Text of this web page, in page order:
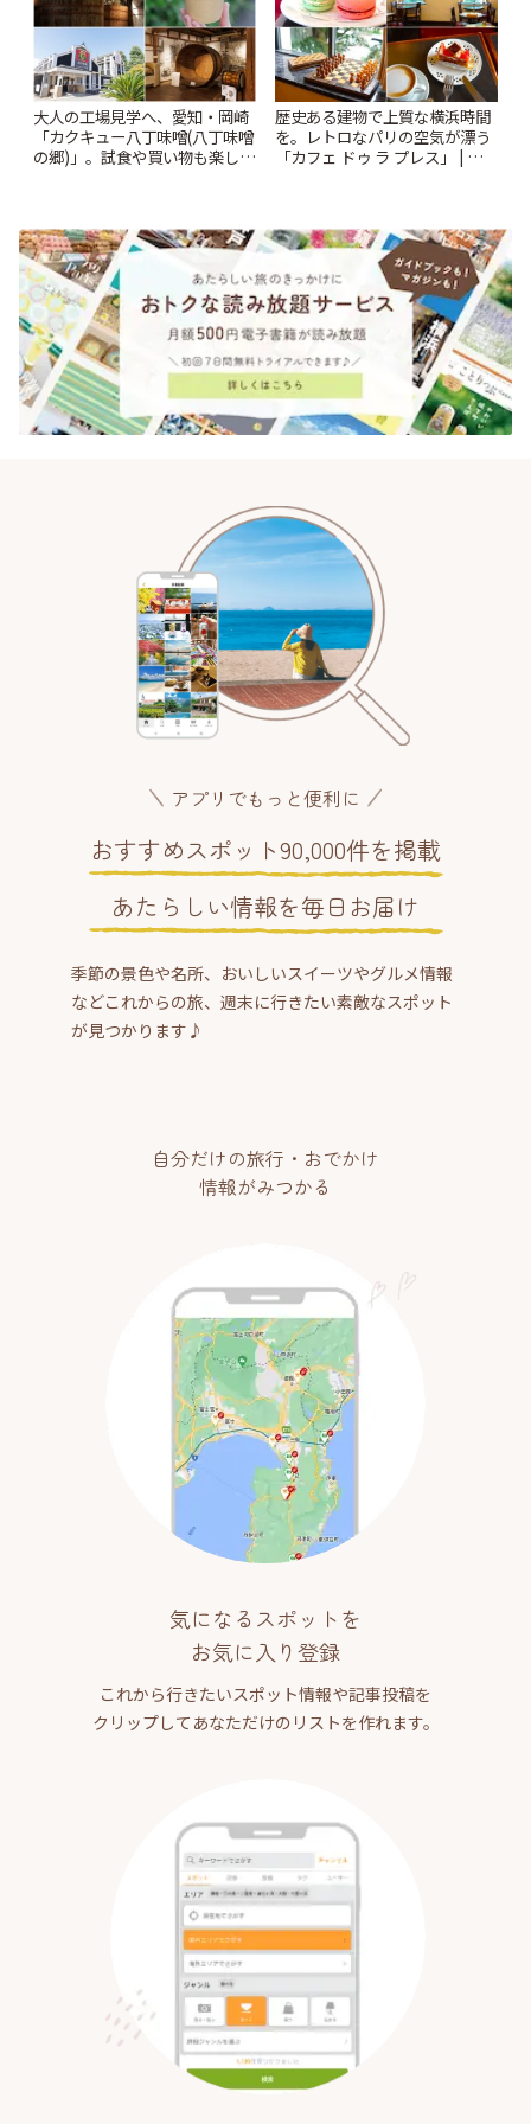
大人の工場見学へ、愛知・岡崎
「カクキュー八丁味噌(八丁味噌
の郷)」。試食や買い物も楽しみ
歴史ある建物で上質な横浜時間
を。レトロなパリの空気が漂う
「カフェ ドゥ ラ プレス」 | こと
アプリでもっと便利に
おすすめスポット90,000件を掲載
あたらしい情報を毎日お届け
季節の景色や名所、おいしいスイーツやグルメ情報
などこれからの旅、週末に行きたい素敵なスポット
が見つかります♪
自分だけの旅行・おでかけ
情報がみつかる
気になるスポットを
お気に入り登録
これから行きたいスポット情報や記事投稿を
クリップしてあなただけのリストを作れます。